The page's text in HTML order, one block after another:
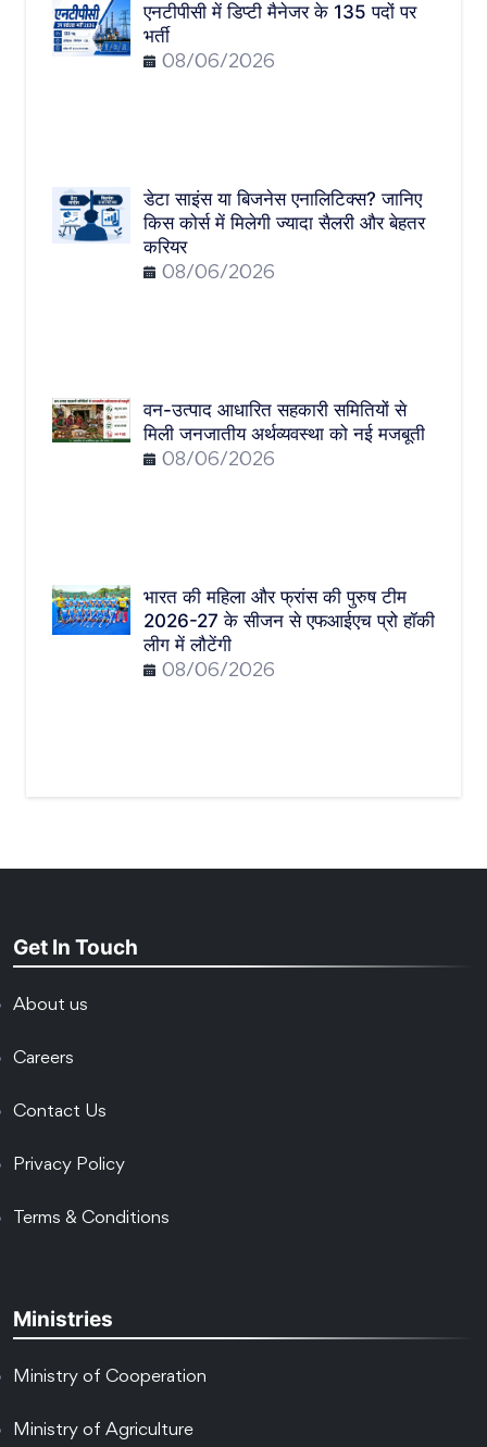
एनटीपीसी में डिप्टी मैनेजर के 135 पदों पर
भर्ती
08/06/2026
डेटा साइंस या बिजनेस एनालिटिक्स? जानिए
किस कोर्स में मिलेगी ज्यादा सैलरी और बेहतर
करियर
08/06/2026
वन-उत्पाद आधारित सहकारी समितियों से
मिली जनजातीय अर्थव्यवस्था को नई मजबूती
08/06/2026
भारत की महिला और फ्रांस की पुरुष टीम
2026-27 के सीजन से एफआईएच प्रो हॉकी
लीग में लौटेंगी
08/06/2026
Get In Touch
About us
Careers
Contact Us
Privacy Policy
Terms & Conditions
Ministries
Ministry of Cooperation
Ministry of Agriculture